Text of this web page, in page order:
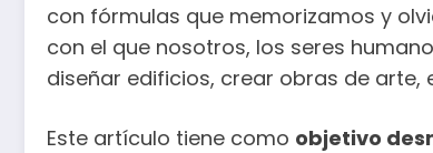
con fórmulas que memorizamos y
con el que nosotros, los seres
diseñar edificios, crear obras de
Este artículo tiene como objetivo